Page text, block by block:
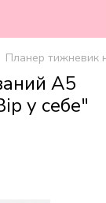
Планер тижневик
А5
у себе"